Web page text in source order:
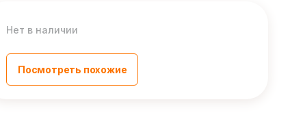
Нет в наличии
Посмотреть похожие